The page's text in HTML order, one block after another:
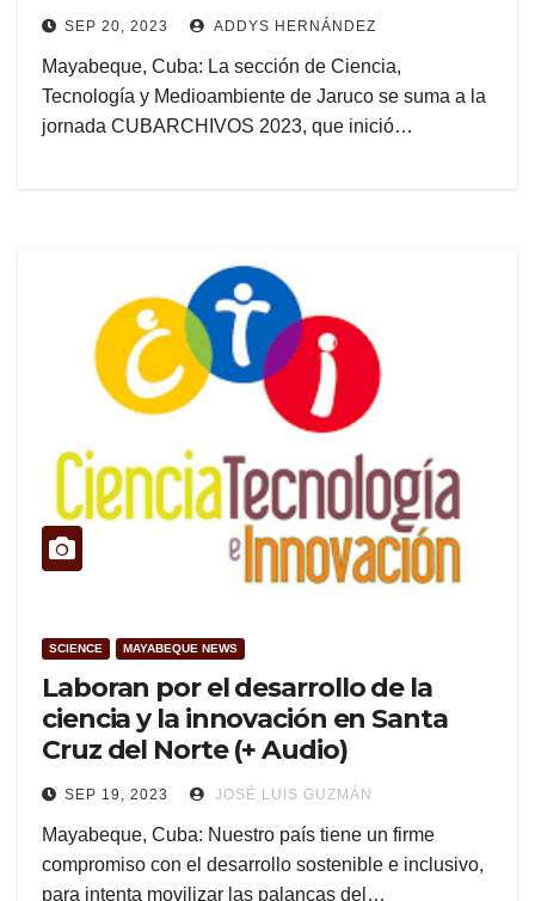
SEP 20, 2023 ADDYS HERNÁNDEZ
Mayabeque, Cuba: La sección de Ciencia,
Tecnología y Medioambiente de Jaruco se suma a la
jornada CUBARCHIVOS 2023, que inició…
SCIENCE MAYABEQUE NEWS
Laboran por el desarrollo de la
ciencia y la innovación en Santa
Cruz del Norte (+ Audio)
SEP 19, 2023 JOSÉ LUIS GUZMÁN
Mayabeque, Cuba: Nuestro país tiene un firme
compromiso con el desarrollo sostenible e inclusivo,
para intenta movilizar las palancas del…